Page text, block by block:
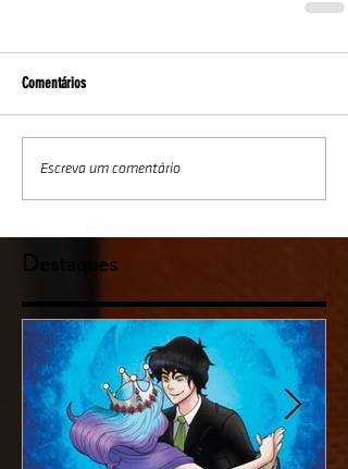
Comentários
Escreva um comentário
Destaques